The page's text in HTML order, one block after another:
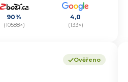
90%
(10588×)
4,0
(133×)
Ověřeno